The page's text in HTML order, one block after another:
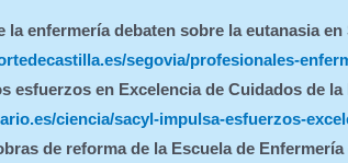
la enfermería debaten sobre la eutanasia en
segovia/profesionales-
esfuerzos en Excelencia de Cuidados de
ciencia/sacyl-impulsa-esfuerzos-
de reforma de la Escuela de Enfermería